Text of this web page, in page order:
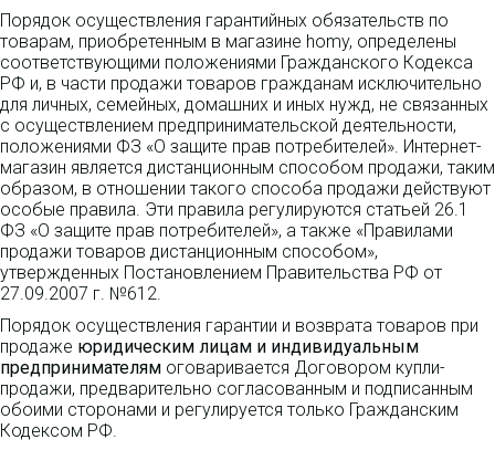
Порядок осуществления гарантийных обязательств по
товарам, приобретенным в магазине homy, определены
соответствующими положениями Гражданского Кодекса
РФ и, в части продажи товаров гражданам исключительно
для личных, семейных, домашних и иных нужд, не связанных
с осуществлением предпринимательской деятельности,
положениями ФЗ «О защите прав потребителей». Интернет-
магазин является дистанционным способом продажи, таким
образом, в отношении такого способа продажи действуют
особые правила. Эти правила регулируются статьей 26.1
ФЗ «О защите прав потребителей», а также «Правилами
продажи товаров дистанционным способом»,
утвержденных Постановлением Правительства РФ от
27.09.2007 г. №612.
Порядок осуществления гарантии и возврата товаров при
продаже юридическим лицам и индивидуальным
предпринимателям оговаривается Договором купли-
продажи, предварительно согласованным и подписанным
обоими сторонами и регулируется только Гражданским
Кодексом РФ.